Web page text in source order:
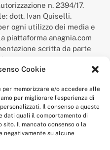
Cookie
memorizzare e/o accedere alle
per migliorare l'esperienza di
Il consenso a queste
dati quali il comportamento di
sito. Il mancato consenso o la
negativamente su alcune
n. 2394/17.
dott. Ivan Quiselli.
ogni utilizzo dei media e
piattaforma anagnia.com
scritta da parte
presso l’Ufficio Italiano
del 9 febbraio 2017.